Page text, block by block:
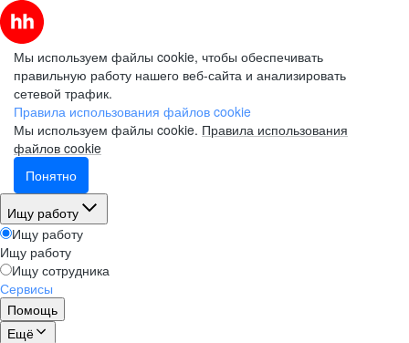
Мы используем файлы cookie, чтобы обеспечивать
правильную работу нашего веб-сайта и анализировать
сетевой трафик.
Правила использования файлов cookie
Мы используем файлы cookie. Правила использования
файлов cookie
Понятно
Ищу работу
Ищу работу
Ищу работу
Ищу сотрудника
Сервисы
Помощь
Ещё